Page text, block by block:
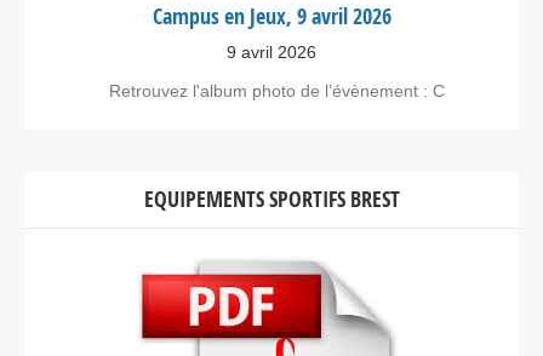
Campus en Jeux, 9 avril 2026
9 avril 2026
Retrouvez l'album photo de l’évènement : C
EQUIPEMENTS SPORTIFS BREST